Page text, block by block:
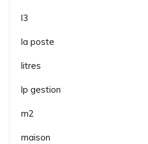
l3
la poste
litres
lp gestion
m2
maison